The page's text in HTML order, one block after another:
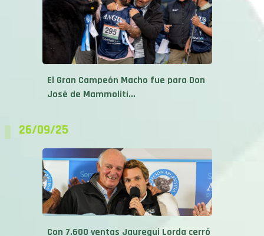
El Gran Campeón Macho fue para Don
José de Mammoliti...
26/09/25
Con 7.600 ventas Jauregui Lorda cerró